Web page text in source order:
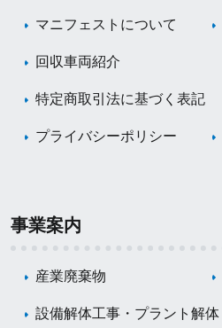
マニフェストについて
回収車両紹介
特定商取引法に基づく表記
プライバシーポリシー
事業案内
産業廃棄物
設備解体工事・プラント解体